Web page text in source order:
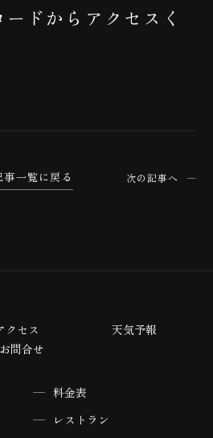
ドからアクセスく
次の記事へ
事一覧に戻る
クセス
天気予報
お問合せ
料金表
レストラン